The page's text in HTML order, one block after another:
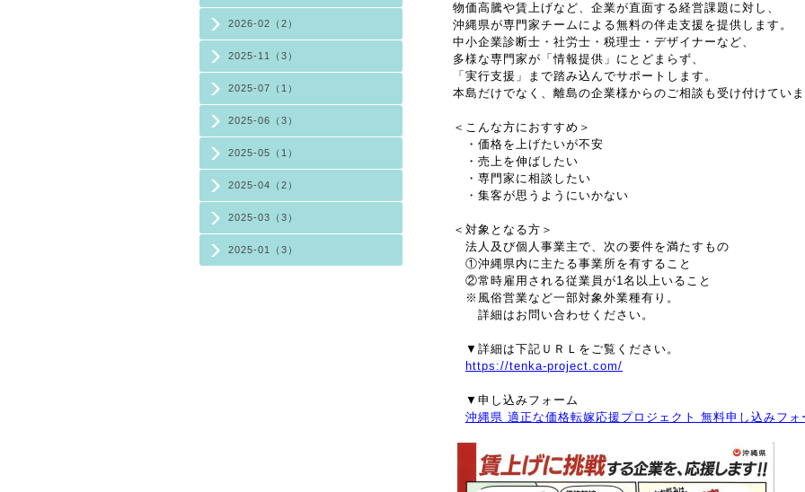
2026-02（2）
2025-11（3）
2025-07（1）
2025-06（3）
2025-05（1）
2025-04（2）
2025-03（3）
2025-01（3）
物価高騰や賃上げなど、企業が直面する経営課題に対し、
沖縄県が専門家チームによる無料の伴走支援を提供します。
中小企業診断士・社労士・税理士・デザイナーなど、
多様な専門家が「情報提供」にとどまらず、
「実行支援」まで踏み込んでサポートします。
本島だけでなく、離島の企業様からのご相談も受け付けてい
＜こんな方におすすめ＞
・価格を上げたいが不安
・売上を伸ばしたい
・専門家に相談したい
・集客が思うようにいかない
＜対象となる方＞
法人及び個人事業主で、次の要件を満たすもの
①沖縄県内に主たる事業所を有すること
②常時雇用される従業員が1名以上いること
※風俗営業など一部対象外業種有り。
詳細はお問い合わせください。
▼詳細は下記ＵＲＬをご覧ください。
https://tenka-project.com/
▼申し込みフォーム
沖縄県 適正な価格転嫁応援プロジェクト 無料申し込みフォ